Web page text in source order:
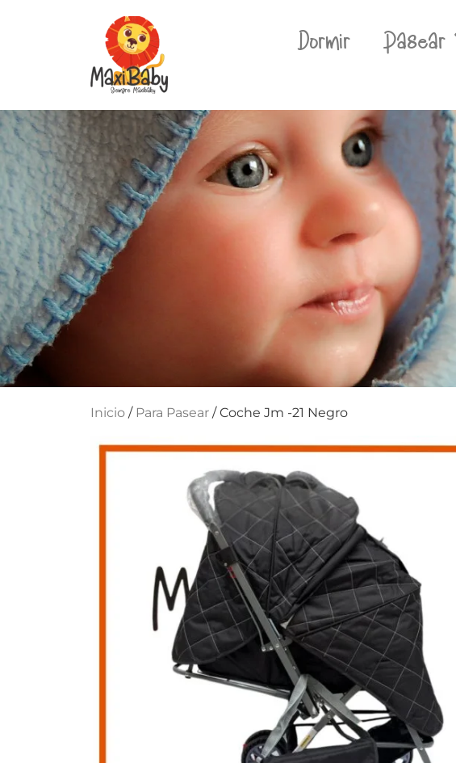
Dormir Pasear
Inicio / Para Pasear / Coche Jm -21 Negro